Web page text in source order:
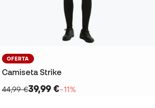
OFERTA
Camiseta Strike
44,99 €39,99 €−11%